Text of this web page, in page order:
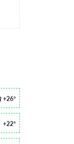
+26°
+22°